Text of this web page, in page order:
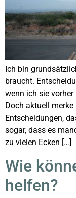
Ich bin
braucht.
wenn ich sie
Doch aktuell
Entscheidungen,
sogar, dass es
zu vielen Ecken […]
Wie
helfen?